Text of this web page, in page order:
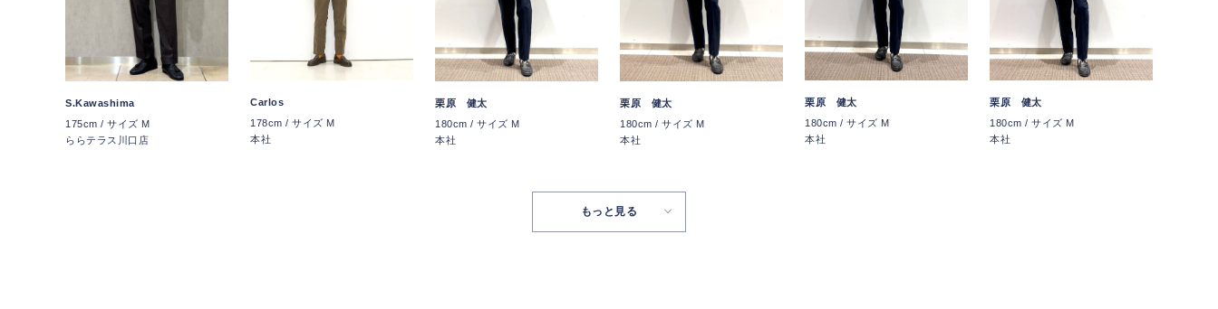
S.Kawashima
175cm / サイズ M
ららテラス川口店
Carlos
178cm / サイズ M
本社
栗原 健太
180cm / サイズ M
本社
栗原 健太
180cm / サイズ M
本社
栗原 健太
180cm / サイズ M
本社
栗原 健太
180cm / サイズ M
本社
もっと見る